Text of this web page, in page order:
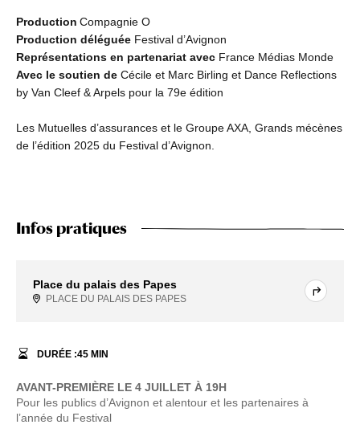
Production Compagnie O
Production déléguée Festival d’Avignon
Représentations en partenariat avec France Médias Monde
Avec le soutien de Cécile et Marc Birling et Dance Reflections
by Van Cleef & Arpels pour la 79e édition
Les Mutuelles d’assurances et le Groupe AXA, Grands mécènes
de l’édition 2025 du Festival d’Avignon.
Infos pratiques
Place du palais des Papes
PLACE DU PALAIS DES PAPES
DURÉE :45 MIN
AVANT-PREMIÈRE LE 4 JUILLET À 19H
Pour les publics d’Avignon et alentour et les partenaires à
l’année du Festival